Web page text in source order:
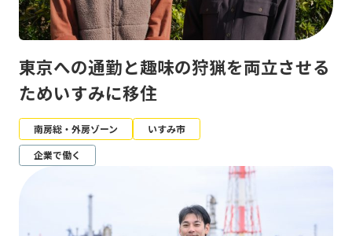
東京への通勤と趣味の狩猟を両立させる
ためいすみに移住
南房総・外房ゾーン
いすみ市
企業で働く